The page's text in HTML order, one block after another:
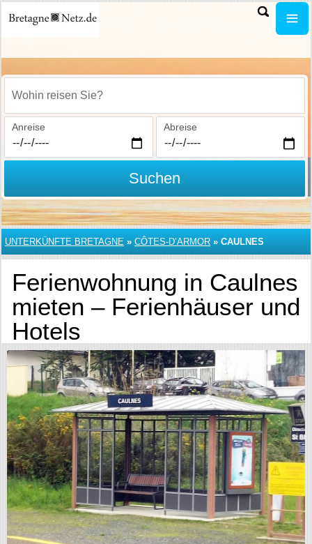
Wohin reisen Sie?
Anreise Abreise
Suchen
UNTERKÜNFTE BRETAGNE » CÔTES-D’ARMOR » CAULNES
Ferienwohnung in Caulnes
mieten – Ferienhäuser und
Hotels